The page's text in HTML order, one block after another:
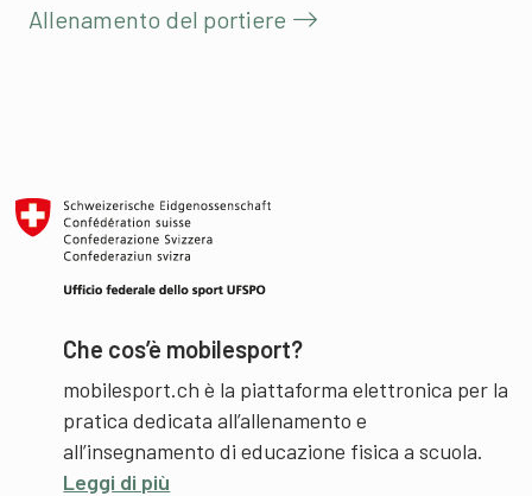
Allenamento del portiere
Che cos’è mobilesport?
mobilesport.ch è la piattaforma elettronica per la
pratica dedicata all’allenamento e
all’insegnamento di educazione fisica a scuola.
Leggi di più